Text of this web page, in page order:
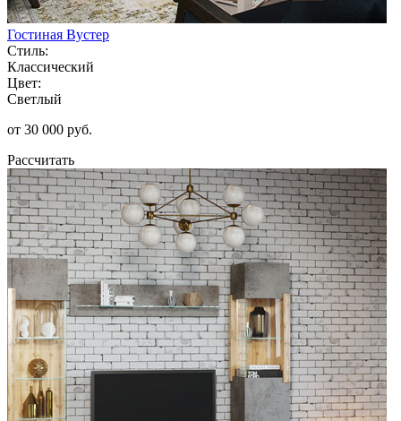
Гостиная Вустер
Стиль:
Классический
Цвет:
Светлый
от 30 000 руб.
Рассчитать